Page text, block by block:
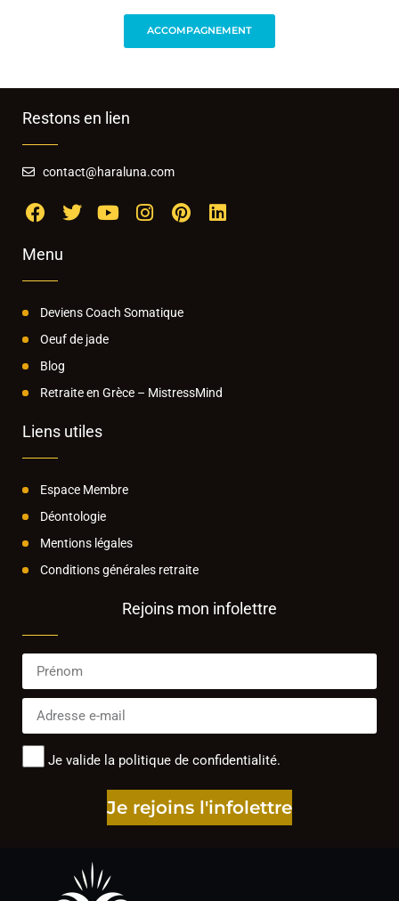
ACCOMPAGNEMENT
Restons en lien
contact@haraluna.com
Menu
Deviens Coach Somatique
Oeuf de jade
Blog
Retraite en Grèce – MistressMind
Liens utiles
Espace Membre
Déontologie
Mentions légales
Conditions générales retraite
Rejoins mon infolettre
Je valide la politique de confidentialité.
Je rejoins l'infolettre